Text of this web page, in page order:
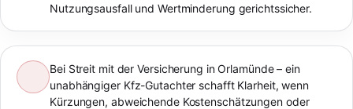
Nutzungsausfall und Wertminderung gerichtssicher.
Bei Streit mit der Versicherung in Orlamünde – ein
unabhängiger Kfz-Gutachter schafft Klarheit, wenn
Kürzungen, abweichende Kostenschätzungen oder